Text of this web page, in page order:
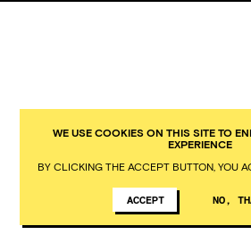
WE USE COOKIES ON THIS SITE TO
EXPERIENCE
BY CLICKING THE ACCEPT BUTTON, YOU
ACCEPT NO,